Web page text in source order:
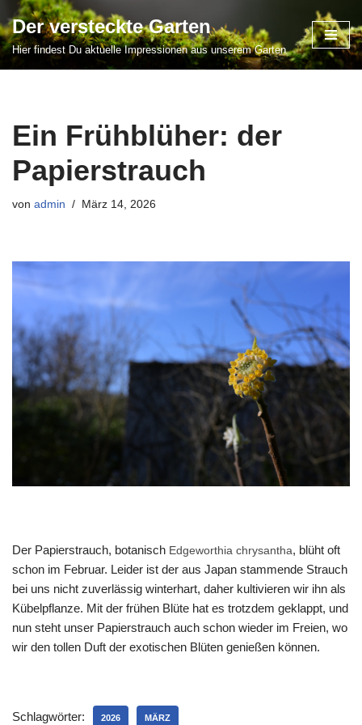
Zum
Inhalt
Der versteckte Garten
Hier findest Du aktuelle Impressionen aus unserem Garten
Ein Frühblüher: der
Papierstrauch
von admin März 14, 2026
Der Papierstrauch, botanisch Edgeworthia chrysantha, blüht oft
schon im Februar. Leider ist der aus Japan stammende Strauch
bei uns nicht zuverlässig winterhart, daher kultivieren wir ihn als
Kübelpflanze. Mit der frühen Blüte hat es trotzdem geklappt, und
nun steht unser Papierstrauch auch schon wieder im Freien, wo
wir den tollen Duft der exotischen Blüten genießen können.
Schlagwörter: 2026 MÄRZ